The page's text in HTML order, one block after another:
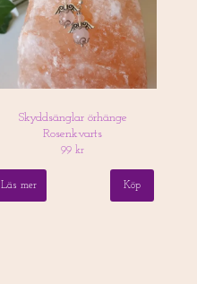
Skyddsänglar örhänge
Rosenkvarts
99 kr
Läs mer